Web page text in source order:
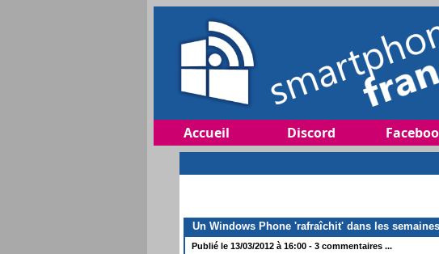
Accueil Discord
Un Windows Phone 'rafraîchit' dans les
Publié le 13/03/2012 à 16:00 - 3 commentaires ...